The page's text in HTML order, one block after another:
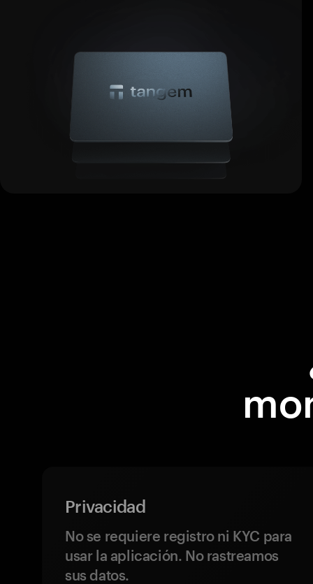
Privacidad
No se requiere registro ni KYC para
usar la aplicación. No rastreamos
sus datos.